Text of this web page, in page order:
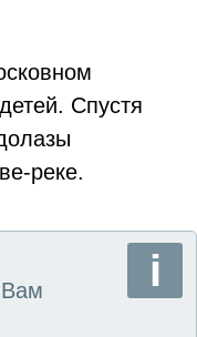
Спустя
реке.
Вам